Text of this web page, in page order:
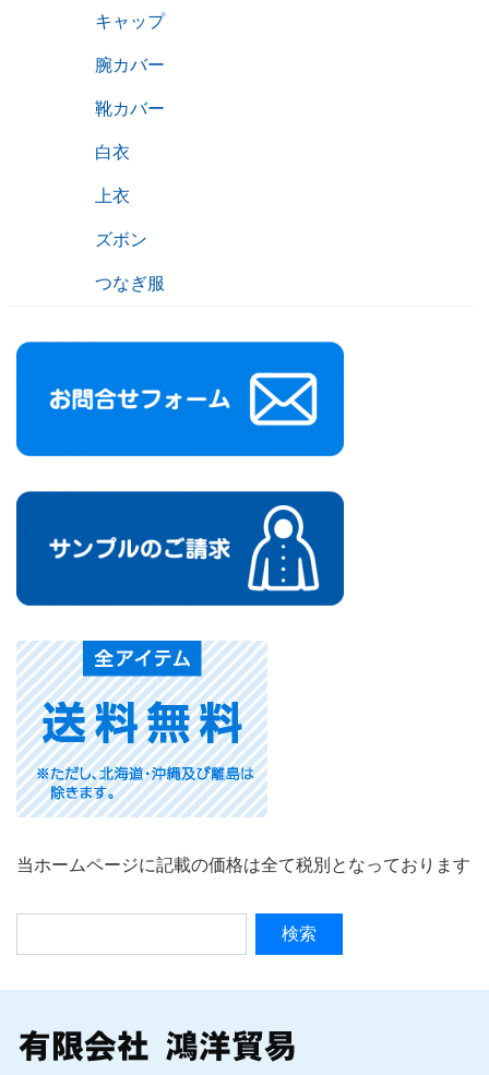
キャップ
腕カバー
靴カバー
白衣
上衣
ズボン
つなぎ服
当ホームページに記載の価格は全て税別となっております